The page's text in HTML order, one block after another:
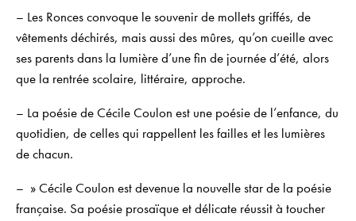
– Les Roncesconvoque le souvenirde mollets griffés, de
vêtements déchirés, mais aussi des mûres, qu’on cueille avec
ses parents dans la lumière d’une fin de journée d’été, alors
que la rentrée scolaire, littéraire, approche.
– La poésie de Cécile Coulon est une poésie de l’enfance, du
quotidien, de celles qui rappellent les failles et les lumières
de chacun.
– » Cécile Coulon est devenue la nouvelle star de la poésie
française. Sa poésie prosaïque et délicate réussit à toucher